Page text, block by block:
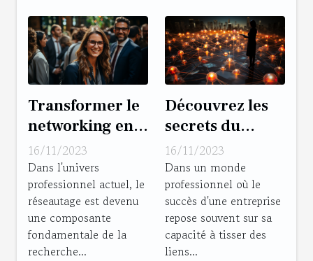
Transformer le
networking en
un puissant
levier
d'embauche
16/11/2023
Dans l'univers
professionnel actuel, le
réseautage est devenu
une composante
fondamentale de la
recherche...
Découvrez les
secrets du
networking
efficace
16/11/2023
Dans un monde
professionnel où le
succès d'une entreprise
repose souvent sur sa
capacité à tisser des
liens...